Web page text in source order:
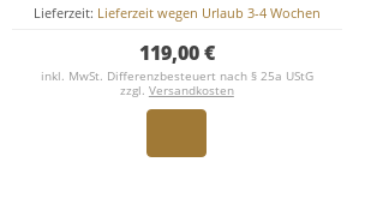
Lieferzeit: Lieferzeit wegen Urlaub 3-4 Wochen
119,00 €
inkl. MwSt. Differenzbesteuert nach § 25a UStG
zzgl. Versandkosten